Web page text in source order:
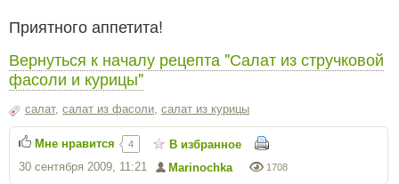
Приятного аппетита!
Вернуться к началу рецепта "Салат из стручковой
фасоли и курицы"
салат, салат из фасоли, салат из курицы
1708
Marinochka
30 сентября 2009, 11:21
Мне нравится 4 В избранное